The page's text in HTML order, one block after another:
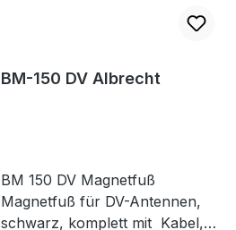
BM-150 DV Albrecht
BM 150 DV Magnetfuß
Magnetfuß für DV-Antennen,
schwarz, komplett mit Kabel,